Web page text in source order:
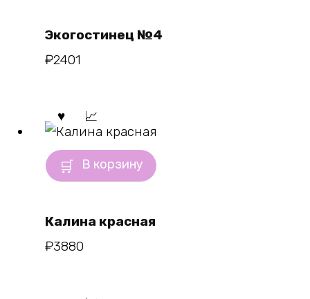
Экогостинец №4
₽2401
В корзину
Калина красная
₽3880